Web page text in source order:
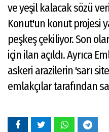
ve yeşil kalacak sözü
Konut'un konut projesi
peşkeş çekiliyor. Son
için ilan açıldı. Ayrıca
askeri arazilerin 'sarı
emlakçılar tarafından